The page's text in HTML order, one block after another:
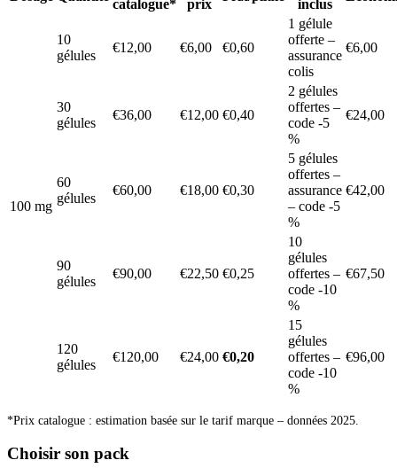
catalogue* prix inclus
100 mg
10
gélules
€12,00 €6,00 €0,60
1 gélule
offerte –
assurance
colis
€6,00
30
gélules
€36,00 €12,00 €0,40
2 gélules
offertes –
code -5
%
€24,00
60
gélules
€60,00 €18,00 €0,30
5 gélules
offertes –
assurance
– code -5
%
€42,00
90
gélules
€90,00 €22,50 €0,25
10
gélules
offertes –
code -10
%
€67,50
120
gélules
€120,00 €24,00 €0,20
15
gélules
offertes –
code -10
%
€96,00
*Prix catalogue : estimation basée sur le tarif marque – données 2025.
Choisir son pack